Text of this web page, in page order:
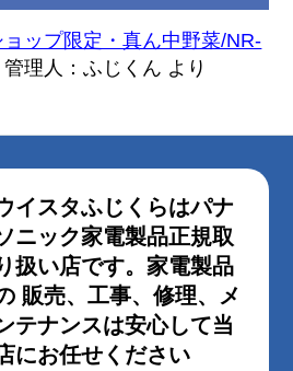
ョップ限定・真ん中野菜/NR-
管理人：ふじくん より
イスタふじくらはパナ
ニック家電製品正規取
扱い店です。家電製品
販売、工事、修理、メ
テナンスは安心して当
にお任せください